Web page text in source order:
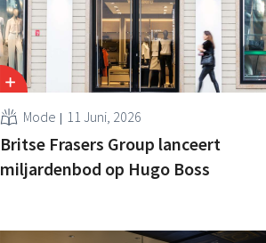
Mode 11 Juni, 2026
Britse Frasers Group lanceert
miljardenbod op Hugo Boss